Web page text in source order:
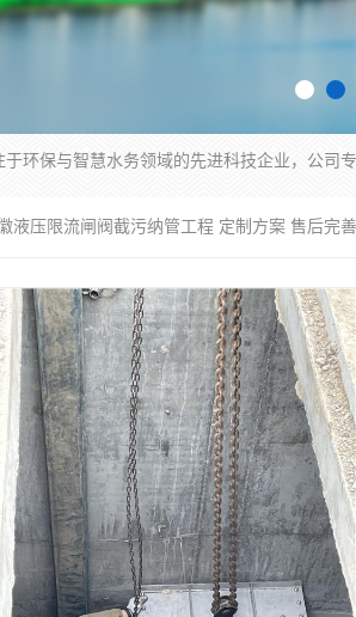
液压限流闸阀截污纳管工程 定制方案 售后完善